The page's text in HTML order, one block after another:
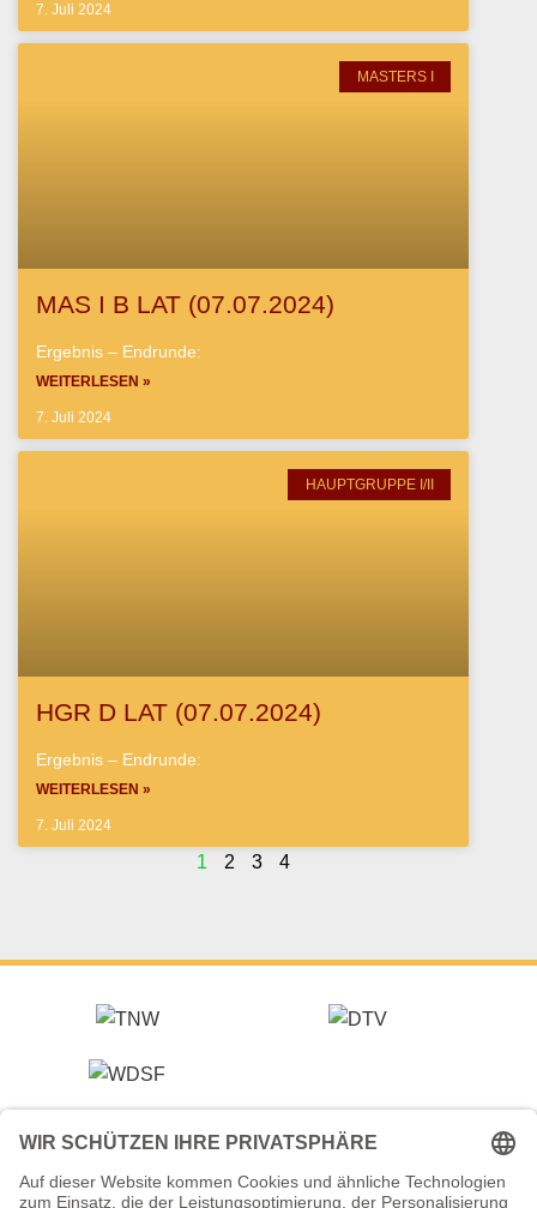
7. Juli 2024
MASTERS I
MAS I B LAT (07.07.2024)
Ergebnis – Endrunde:
WEITERLESEN »
7. Juli 2024
HAUPTGRUPPE I/II
HGR D LAT (07.07.2024)
Ergebnis – Endrunde:
WEITERLESEN »
7. Juli 2024
1 2 3 4
Veranstalter (Ausrichter):
Tanzsportverband Nordrhein-Westfalen e.V.